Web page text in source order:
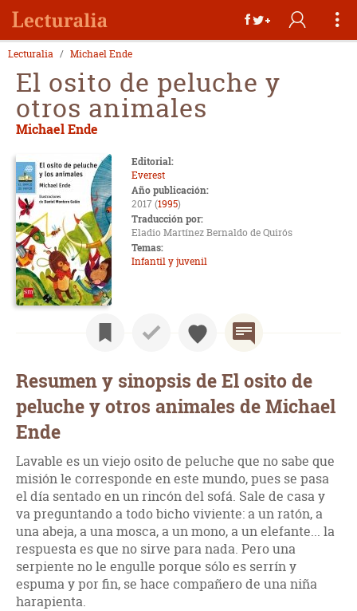
Lecturalia Michael Ende
El osito de peluche y
otros animales
Michael Ende
Editorial:
Everest
Año publicación:
2017 (1995)
Traducción por:
Eladio Martínez Bernaldo de Quirós
Temas:
Infantil y juvenil
Resumen y sinopsis de El osito de
peluche y otros animales de Michael
Ende
Lavable es un viejo osito de peluche que no sabe que
misión le corresponde en este mundo, pues se pasa
el día sentado en un rincón del sofá. Sale de casa y
va preguntando a todo bicho viviente: a un ratón, a
una abeja, a una mosca, a un mono, a un elefante... la
respuesta es que no sirve para nada. Pero una
serpiente no le engulle porque sólo es serrín y
espuma y por fin, se hace compañero de una niña
harapienta.